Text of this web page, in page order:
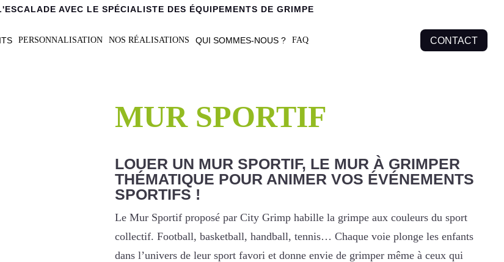
AVEC LE SPÉCIALISTE DES ÉQUIPEMENTS DE GRIMPE
PERSONNALISATION NOS RÉALISATIONS QUI SOMMES-NOUS ? FAQ CONTACT
MUR SPORTIF
LOUER UN MUR SPORTIF, LE MUR À GRIMPER
THÉMATIQUE POUR ANIMER VOS ÉVÉNEMENTS
SPORTIFS !
Le Mur Sportif proposé par City Grimp habille la grimpe aux couleurs du sport
collectif. Football, basketball, handball, tennis… Chaque voie plonge les enfants
dans l’univers de leur sport favori et donne envie de grimper même à ceux qui